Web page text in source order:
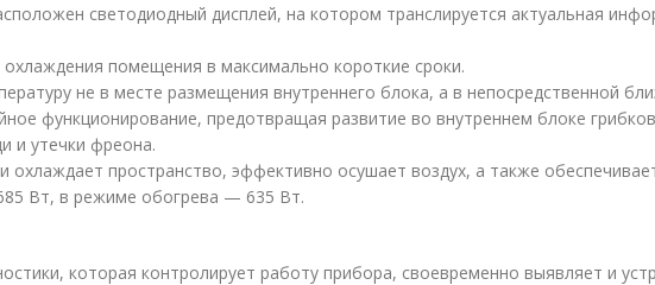
светодиодный дисплей, на котором транслируется актуальная
помещения в максимально короткие сроки.
не в месте размещения внутреннего блока, а в непосредственной
функционирование, предотвращая развитие во внутреннем блоке
и утечки фреона.
охлаждает пространство, эффективно осушает воздух, а также
Вт, в режиме обогрева — 635 Вт.
которая контролирует работу прибора, своевременно выявляет и